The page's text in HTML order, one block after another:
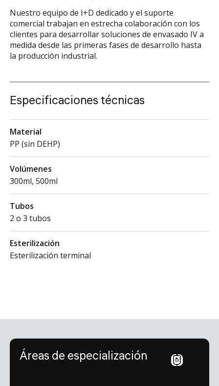
Nuestro equipo de I+D dedicado y el suporte
comercial trabajan en estrecha colaboración con los
clientes para desarrollar soluciones de envasado IV a
medida desde las primeras fases de desarrollo hasta
la producción industrial.
Especificaciones técnicas
Material
PP (sin DEHP)
Volúmenes
300ml, 500ml
Tubos
2 o 3 tubos
Esterilización
Esterilización terminal
Áreas de especialización